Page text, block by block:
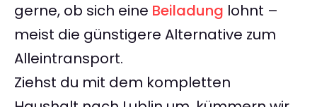
gerne, ob sich eine Beiladung lohnt –
meist die günstigere Alternative zum
Alleintransport.
Ziehst du mit dem kompletten